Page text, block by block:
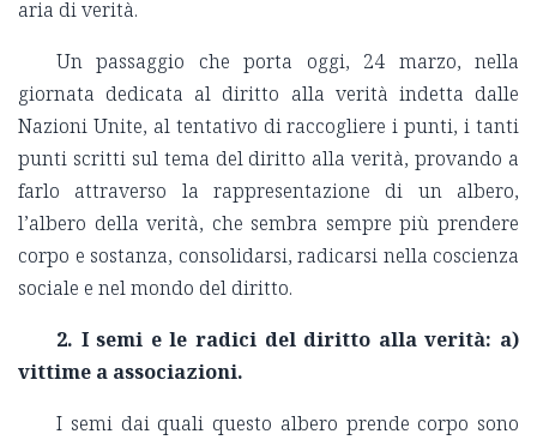
aria di verità.
Un passaggio che porta oggi, 24 marzo, nella
giornata dedicata al diritto alla verità indetta dalle
Nazioni Unite, al tentativo di raccogliere i punti, i tanti
punti scritti sul tema del diritto alla verità, provando a
farlo attraverso la rappresentazione di un albero,
l’albero della verità, che sembra sempre più prendere
corpo e sostanza, consolidarsi, radicarsi nella coscienza
sociale e nel mondo del diritto.
2. I semi e le radici del diritto alla verità: a)
vittime a associazioni.
I semi dai quali questo albero prende corpo sono